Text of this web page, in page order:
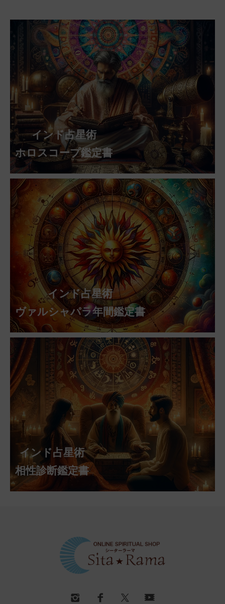
インド占星術
ホロスコープ鑑定書
インド占星術
ヴァルシャパラ年間鑑定書
インド占星術
相性診断鑑定書